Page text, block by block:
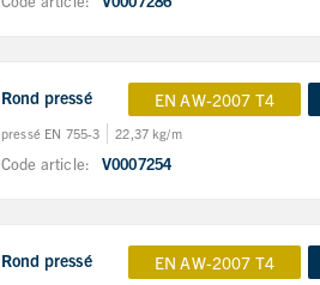
Rond pressé EN AW-2007 T4
pressé EN 755-3 22,37 kg/m
Code article: V0007254
Rond pressé EN AW-2007 T4